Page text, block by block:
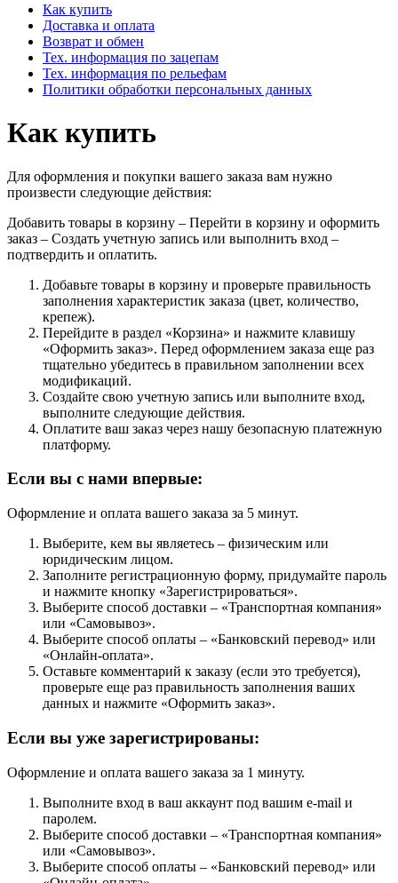
Как купить
Доставка и оплата
Возврат и обмен
Тех. информация по зацепам
Тех. информация по рельефам
Политики обработки персональных данных
Как купить
Для оформления и покупки вашего заказа вам нужно
произвести следующие действия:
Добавить товары в корзину – Перейти в корзину и оформить
заказ – Создать учетную запись или выполнить вход –
подтвердить и оплатить.
Добавьте товары в корзину и проверьте правильность
заполнения характеристик заказа (цвет, количество,
крепеж).
Перейдите в раздел «Корзина» и нажмите клавишу
«Оформить заказ». Перед оформлением заказа еще раз
тщательно убедитесь в правильном заполнении всех
модификаций.
Создайте свою учетную запись или выполните вход,
выполните следующие действия.
Оплатите ваш заказ через нашу безопасную платежную
платформу.
Если вы с нами впервые:
Оформление и оплата вашего заказа за 5 минут.
Выберите, кем вы являетесь – физическим или
юридическим лицом.
Заполните регистрационную форму, придумайте пароль
и нажмите кнопку «Зарегистрироваться».
Выберите способ доставки – «Транспортная компания»
или «Самовывоз».
Выберите способ оплаты – «Банковский перевод» или
«Онлайн-оплата».
Оставьте комментарий к заказу (если это требуется),
проверьте еще раз правильность заполнения ваших
данных и нажмите «Оформить заказ».
Если вы уже зарегистрированы:
Оформление и оплата вашего заказа за 1 минуту.
Выполните вход в ваш аккаунт под вашим e-mail и
паролем.
Выберите способ доставки – «Транспортная компания»
или «Самовывоз».
Выберите способ оплаты – «Банковский перевод» или